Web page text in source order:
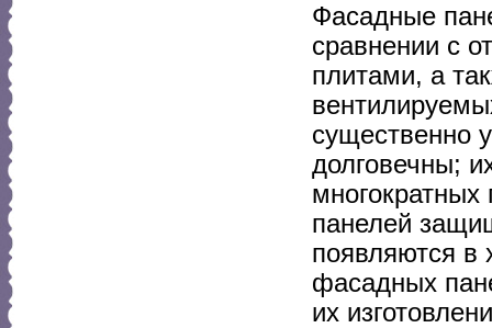
Фасадные
сравнении с
плитами, а
существенно
долговечны;
панелей
появляются в
фасадных
их